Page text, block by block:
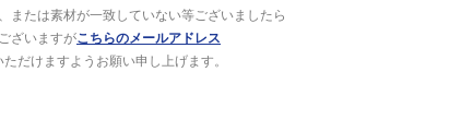
または素材が一致していない等ございましたら
ざいますがこちらのメールアドレス
だけますようお願い申し上げます。